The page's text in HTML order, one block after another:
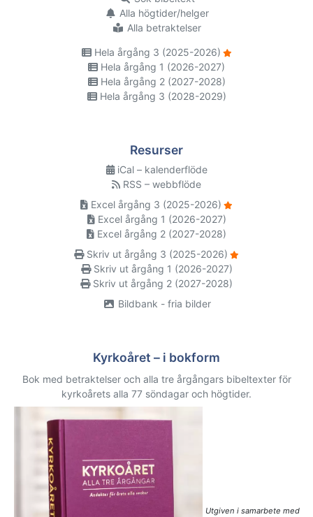
Alla högtider/helger
Alla betraktelser
Hela årgång 3 (2025-2026)
Hela årgång 1 (2026-2027)
Hela årgång 2 (2027-2028)
Hela årgång 3 (2028-2029)
Resurser
iCal – kalenderflöde
RSS – webbflöde
Excel årgång 3 (2025-2026)
Excel årgång 1 (2026-2027)
Excel årgång 2 (2027-2028)
Skriv ut årgång 3 (2025-2026)
Skriv ut årgång 1 (2026-2027)
Skriv ut årgång 2 (2027-2028)
Bildbank - fria bilder
Kyrkoåret – i bokform
Bok med betraktelser och alla tre årgångars bibeltexter för
kyrkoårets alla 77 söndagar och högtider.
Utgiven i samarbete med